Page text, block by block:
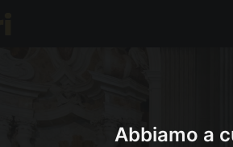
Abbiamo a